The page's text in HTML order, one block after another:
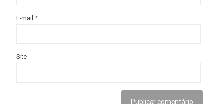
E-mail *
Site